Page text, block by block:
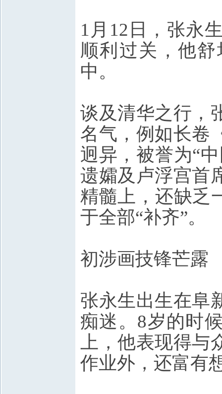
1月12日，张永
顺利过关，他
中。
谈及清华之行，
名气，例如长卷
迥异，被誉为“
遗孀及卢浮宫首
精髓上，还缺乏
于全部“补齐”。
初涉画技锋芒露
张永生出生在阜
痴迷。8岁的时
上，他表现得
作业外，还富有